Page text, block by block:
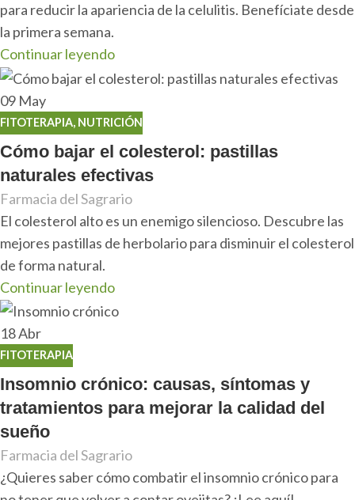
para reducir la apariencia de la celulitis. Benefíciate desde
la primera semana.
Continuar leyendo
09 May
FITOTERAPIA, NUTRICIÓN
Cómo bajar el colesterol: pastillas
naturales efectivas
Farmacia del Sagrario
El colesterol alto es un enemigo silencioso. Descubre las
mejores pastillas de herbolario para disminuir el colesterol
de forma natural.
Continuar leyendo
18Abr
FITOTERAPIA
Insomnio crónico: causas, síntomas y
tratamientos para mejorar la calidad del
sueño
Farmacia del Sagrario
¿Quieres saber cómo combatir el insomnio crónico para